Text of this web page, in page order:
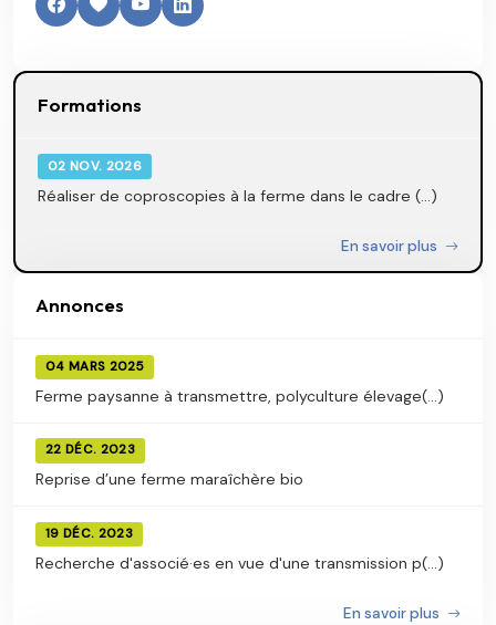
Formations
02 NOV. 2026
Réaliser de coproscopies à la ferme dans le cadre (...)
En savoir plus
Annonces
04 MARS 2025
Ferme paysanne à transmettre, polyculture élevage(...)
22 DÉC. 2023
Reprise d’une ferme maraîchère bio
19 DÉC. 2023
Recherche d'associé·es en vue d'une transmission p(...)
En savoir plus